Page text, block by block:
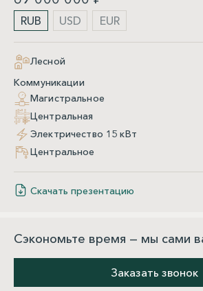
RUB USD EUR
Лесной
Коммуникации
Магистральное
Центральная
Электричество 15 кВт
Центральное
Скачать презентацию
Сэкономьте время — мы сами
Заказать звонок